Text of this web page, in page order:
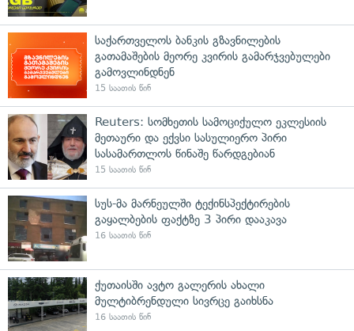
საქართველოს ბანკის გზავნილების
გათამაშების მეორე კვირის გამარჯვებულები
გამოვლინდნენ
15 საათის წინ
Reuters: სომხეთის სამოციქულო ეკლესიის
მეთაური და ექვსი სასულიერო პირი
სასამართლოს წინაშე წარდგებიან
15 საათის წინ
სუს-მა მარნეულში ტექინსპექტირების
გაყალბების ფაქტზე 3 პირი დააკავა
16 საათის წინ
ქუთაისში ავტო გალერის ახალი
მულტიბრენდული სივრცე გაიხსნა
16 საათის წინ